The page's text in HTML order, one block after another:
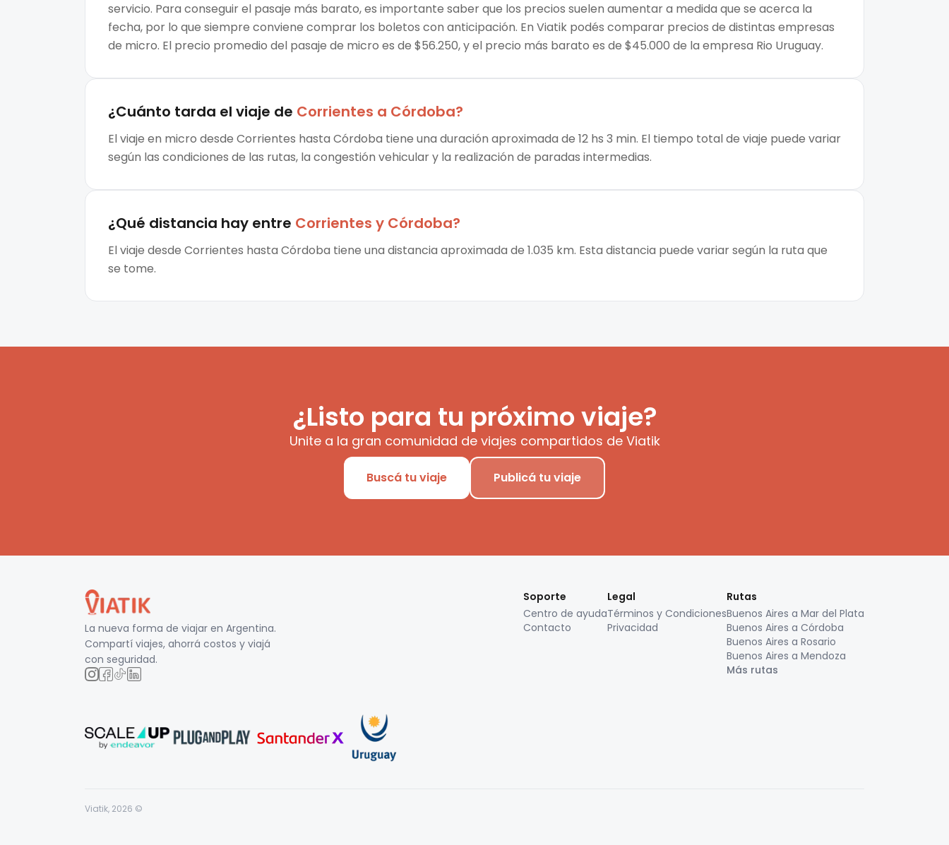
servicio. Para conseguir el pasaje más barato, es importante saber que los precios suelen aumentar a medida que se acerca la
fecha, por lo que siempre conviene comprar los boletos con anticipación. En Viatik podés comparar precios de distintas empresas
de micro. El precio promedio del pasaje de micro es de $56.250, y el precio más barato es de $45.000 de la empresa Rio Uruguay.
¿Cuánto tarda el viaje de Corrientes a Córdoba?
El viaje en micro desde Corrientes hasta Córdoba tiene una duración aproximada de 12 hs 3 min. El tiempo total de viaje puede variar
según las condiciones de las rutas, la congestión vehicular y la realización de paradas intermedias.
¿Qué distancia hay entre Corrientes y Córdoba?
El viaje desde Corrientes hasta Córdoba tiene una distancia aproximada de 1.035 km. Esta distancia puede variar según la ruta que
se tome.
¿Listo para tu próximo viaje?
Unite a la gran comunidad de viajes compartidos de Viatik
Buscá tu viaje Publicá tu viaje
La nueva forma de viajar en Argentina.
Compartí viajes, ahorrá costos y viajá
con seguridad.
Soporte
Centro de ayuda
Contacto
Legal
Términos y Condiciones
Privacidad
Rutas
Buenos Aires a Mar del Plata
Buenos Aires a Córdoba
Buenos Aires a Rosario
Buenos Aires a Mendoza
Más rutas
Viatik, 2026 ©